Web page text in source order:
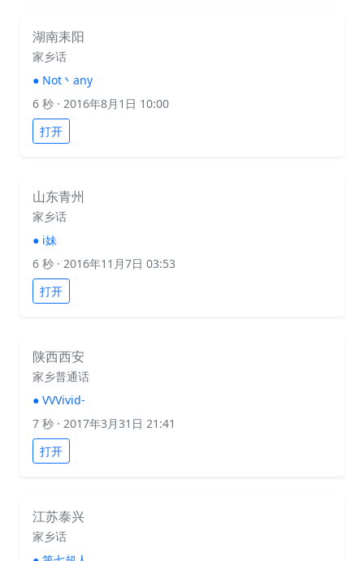
湖南耒阳
家乡话
● Not丶any
6 秒 · 2016年8月1日 10:00
打开
山东青州
家乡话
● i妹
6 秒 · 2016年11月7日 03:53
打开
陕西西安
家乡普通话
● VVVivid-
7 秒 · 2017年3月31日 21:41
打开
江苏泰兴
家乡话